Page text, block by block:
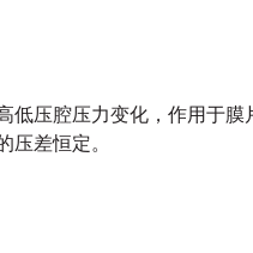
低压腔压力变化，作用于膜
压差恒定。